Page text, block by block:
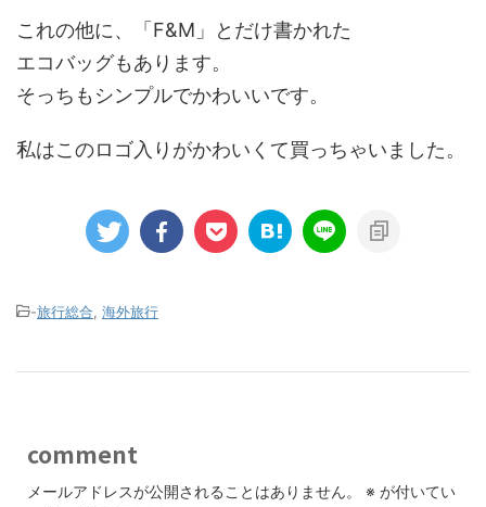
これの他に、「F&M」とだけ書かれた
エコバッグもあります。
そっちもシンプルでかわいいです。
私はこのロゴ入りがかわいくて買っちゃいました。
-旅行総合, 海外旅行
comment
メールアドレスが公開されることはありません。 ※ が付いてい